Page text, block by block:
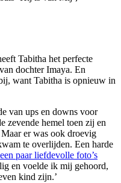
Tabitha het perfecte
dochter Imaya. En
want Tabitha is opnieuw in
van ups en downs voor
zevende hemel toen zij en
er was ook droevig
te overlijden. Een harde
een paar liefdevolle foto’s
en voelde ik mij gehoord,
kind zijn.’